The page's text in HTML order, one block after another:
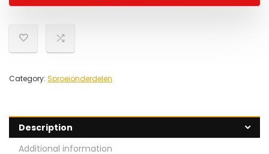
Category: Sproeionderdelen
Description
Additional information